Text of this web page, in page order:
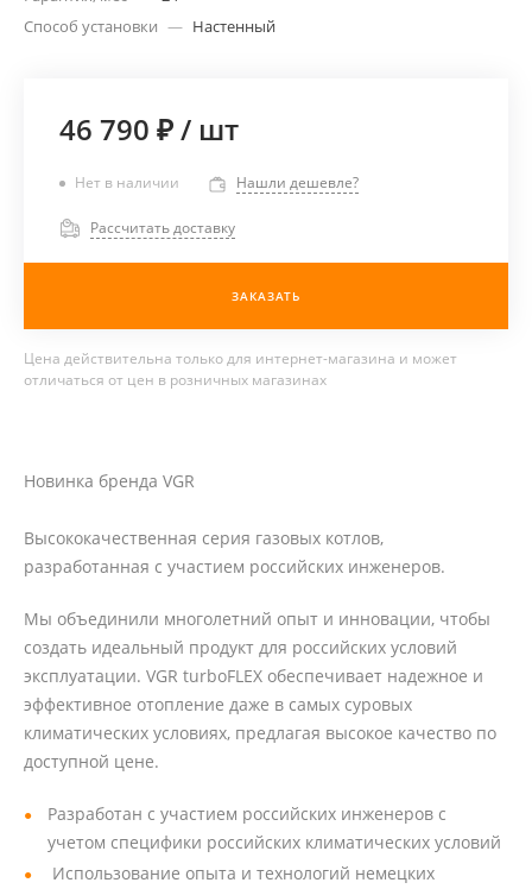
Способ установки — Настенный
46 790 ₽/ шт
Нет в наличии Нашли дешевле?
Рассчитать доставку
ЗАКАЗАТЬ
Цена действительна только для интернет-магазина и может
отличаться от цен в розничных магазинах
Новинка бренда VGR
Высококачественная серия газовых котлов,
разработанная с участием российских инженеров.
Мы объединили многолетний опыт и инновации, чтобы
создать идеальный продукт для российских условий
эксплуатации. VGR turboFLEX обеспечивает надежное и
эффективное отопление даже в самых суровых
климатических условиях, предлагая высокое качество по
доступной цене.
Разработан с участием российских инженеров с
учетом специфики российских климатических условий
Использование опыта и технологий немецких